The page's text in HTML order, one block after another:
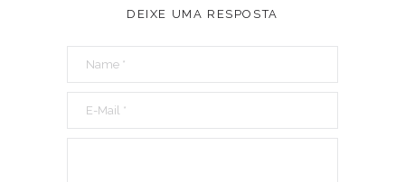
DEIXE UMA RESPOSTA